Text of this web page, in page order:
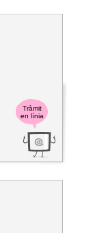
Tràmit
en línia